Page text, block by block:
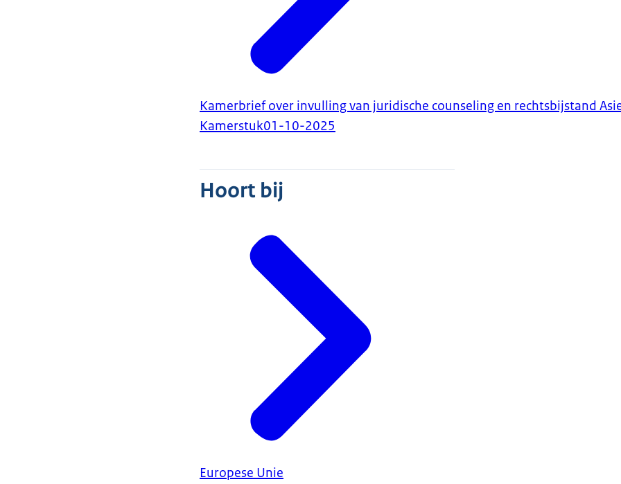
Kamerbrief over invulling van juridische counseling en rechtsbijstand
Kamerstuk01-10-2025
Hoort bij
Europese Unie